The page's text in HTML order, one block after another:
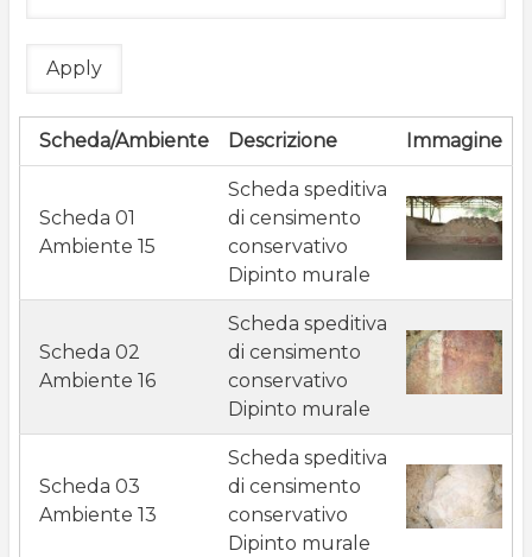
Scheda/Ambiente Descrizione Immagine
Scheda 01
Ambiente 15
Scheda speditiva
di censimento
conservativo
Dipinto murale
Scheda 02
Ambiente 16
Scheda speditiva
di censimento
conservativo
Dipinto murale
Scheda 03
Ambiente 13
Scheda speditiva
di censimento
conservativo
Dipinto murale